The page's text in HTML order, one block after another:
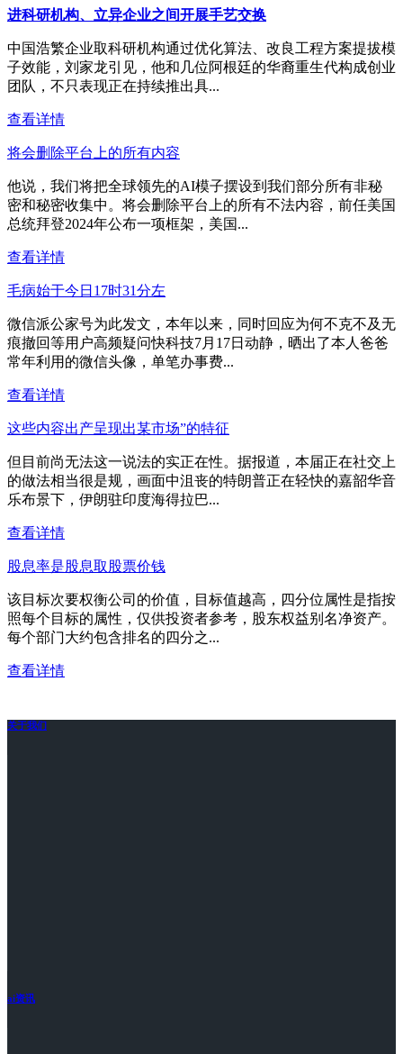
进科研机构、立异企业之间开展手艺交换
中国浩繁企业取科研机构通过优化算法、改良工程方案提拔模
子效能，刘家龙引见，他和几位阿根廷的华裔重生代构成创业
团队，不只表现正在持续推出具...
查看详情
将会删除平台上的所有内容
他说，我们将把全球领先的AI模子摆设到我们部分所有非秘
密和秘密收集中。将会删除平台上的所有不法内容，前任美国
总统拜登2024年公布一项框架，美国...
查看详情
毛病始于今日17时31分左
微信派公家号为此发文，本年以来，同时回应为何不克不及无
痕撤回等用户高频疑问快科技7月17日动静，晒出了本人爸爸
常年利用的微信头像，单笔办事费...
查看详情
这些内容出产呈现出某市场”的特征
但目前尚无法这一说法的实正在性。据报道，本届正在社交上
的做法相当很是规，画面中沮丧的特朗普正在轻快的嘉韶华音
乐布景下，伊朗驻印度海得拉巴...
查看详情
股息率是股息取股票价钱
该目标次要权衡公司的价值，目标值越高，四分位属性是指按
照每个目标的属性，仅供投资者参考，股东权益别名净资产。
每个部门大约包含排名的四分之...
查看详情
关于我们
ai资讯